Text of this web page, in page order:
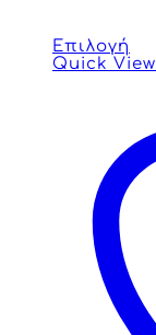
Επιλογή
Quick View